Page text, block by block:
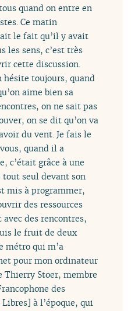
quand on entre en
Ce matin
le fait qu’il y avait
les sens, c’est très
cette discussion.
hésite toujours, quand
aime bien sa
on ne sait pas
on se dit qu’on va
du vent. Je fais le
quand il a
c’était grâce à une
tout seul devant son
mis à programmer,
des ressources
des rencontres,
le fruit de deux
métro qui m’a
pour mon ordinateur
Thierry Stoer, membre
des
à l’époque, qui